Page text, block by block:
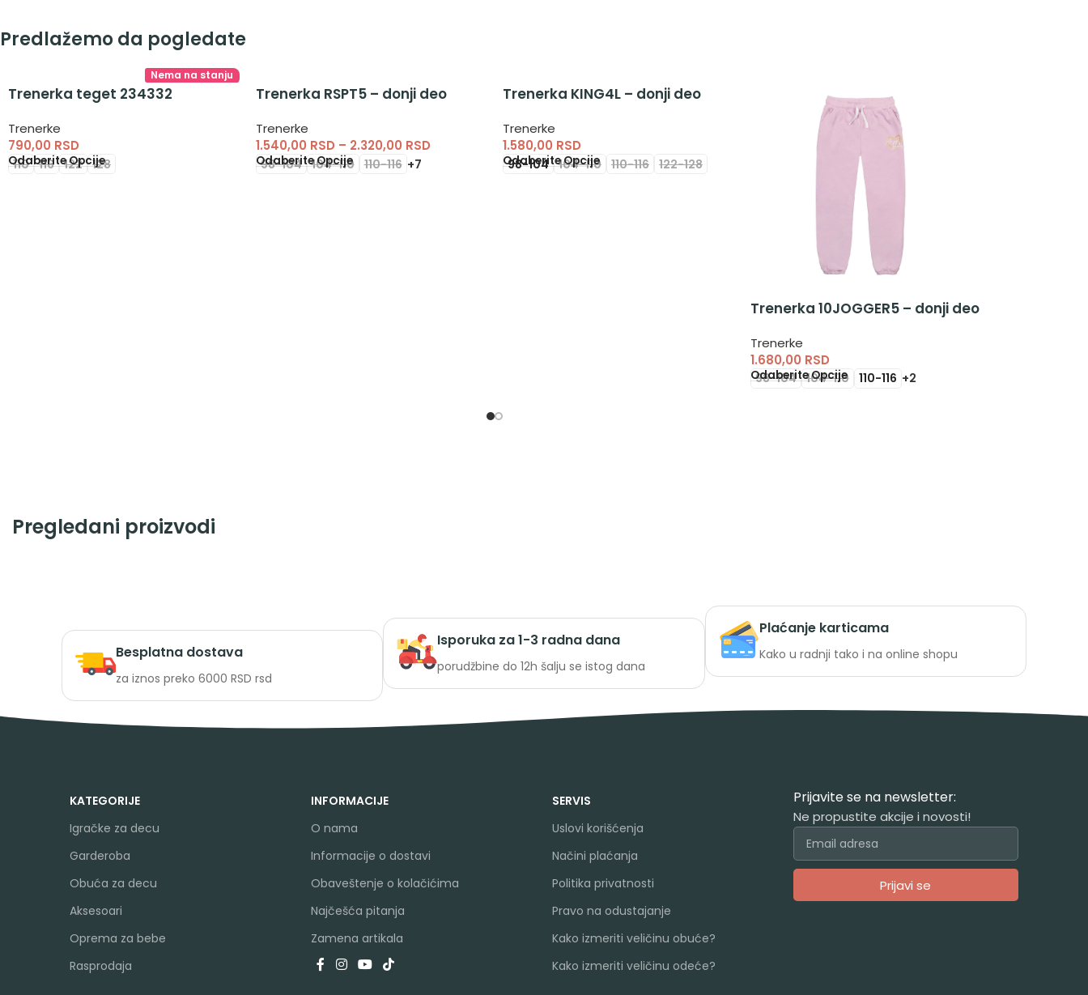
Predlažemo da pogledate
Nema na stanju
Trenerka teget 234332
Trenerke
790,00 RSD
Odaberite Opcije
110 116 122 128
Trenerka RSPT5 – donji deo
Trenerke
1.540,00 RSD – 2.320,00 RSD
Odaberite Opcije
98-104 104-110 110-116 +7
Trenerka KING4L – donji deo
Trenerke
1.580,00 RSD
Odaberite Opcije
98-104 104-110 110-116 122-128
Trenerka 10JOGGER5 – donji deo
Trenerke
1.680,00 RSD
Odaberite Opcije
98-104 104-110 110-116 +2
Pregledani proizvodi
Besplatna dostava
za iznos preko 6000 RSD rsd
Isporuka za 1-3 radna dana
porudžbine do 12h šalju se istog dana
Plaćanje karticama
Kako u radnji tako i na online shopu
KATEGORIJE
Igračke za decu
Garderoba
Obuća za decu
Aksesoari
Oprema za bebe
Rasprodaja
INFORMACIJE
O nama
Informacije o dostavi
Obaveštenje o kolačićima
Najčešća pitanja
Zamena artikala
SERVIS
Uslovi korišćenja
Načini plaćanja
Politika privatnosti
Pravo na odustajanje
Kako izmeriti veličinu obuće?
Kako izmeriti veličinu odeće?
Prijavite se na newsletter:
Ne propustite akcije i novosti!
Prijavi se